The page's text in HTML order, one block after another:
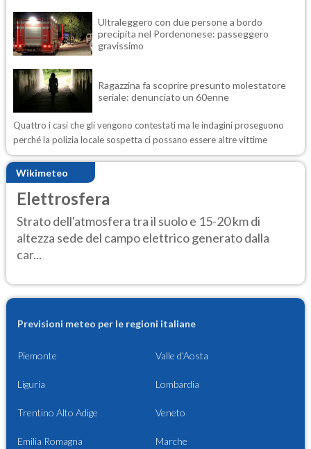
Ultraleggero con due persone a bordo
precipita nel Pordenonese: passeggero
gravissimo
Ragazzina fa scoprire presunto molestatore
seriale: denunciato un 60enne
Quattro i casi che gli vengono contestati ma le indagini proseguono
perché la polizia locale sospetta ci possano essere altre vittime
Wikimeteo
Elettrosfera
Strato dell'atmosfera tra il suolo e 15-20 km di
altezza sede del campo elettrico generato dalla
car...
Previsioni meteo per le regioni italiane
Piemonte Valle d'Aosta
Liguria Lombardia
Trentino Alto Adige Veneto
Emilia Romagna Marche